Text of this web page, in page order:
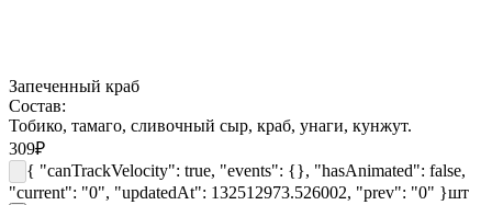
Запеченный краб
Состав:
Тобико, тамаго, сливочный сыр, краб, унаги, кунжут.
309₽
{ "canTrackVelocity": true, "events": {}, "hasAnimated": false,
"current": "0", "updatedAt": 132512973.526002, "prev": "0" }шт